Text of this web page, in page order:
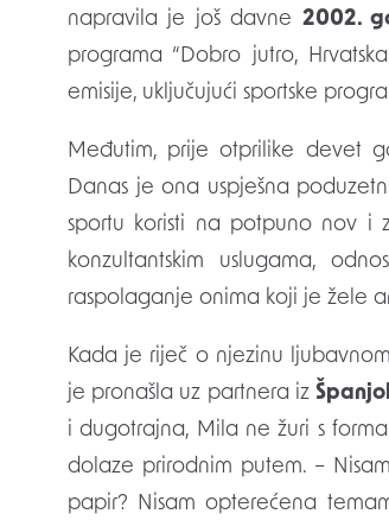
napravila je još davne 2002.
programa “Dobro jutro,
emisije, uključujući sportske
Međutim, prije otprilike devet
Danas je ona uspješna
sportu koristi na potpuno nov i
konzultantskim uslugama,
raspolaganje onima koji je žele
Kada je riječ o njezinu
je pronašla uz partnera iz
i dugotrajna, Mila ne žuri s
dolaze prirodnim putem. –
papir? Nisam opterećena